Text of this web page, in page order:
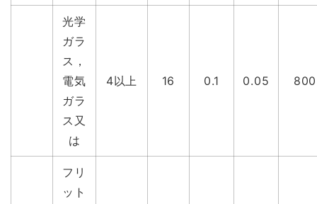
光学
ガラ
ス，
電気
ガラ
ス又
は
4以上 16 0.1 0.05 800
フリ
ット